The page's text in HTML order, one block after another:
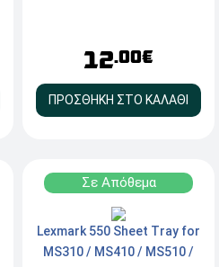
12.00€
ΠΡΟΣΘΗΚΗ ΣΤΟ ΚΑΛΑΘΙ
Σε Απόθεμα
Lexmark 550 Sheet Tray for
MS310 / MS410 / MS510 /